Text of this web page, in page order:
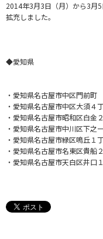
2014年3月3日（月）から3月
拡充しました。
◆愛知県
・ 愛知県名古屋市中区門前町
・愛知県名古屋市中区大須
・愛知県名古屋市昭和区白
・愛知県名古屋市中川区下
・愛知県名古屋市緑区鳴丘
・愛知県名古屋市名東区貴
・愛知県名古屋市天白区井